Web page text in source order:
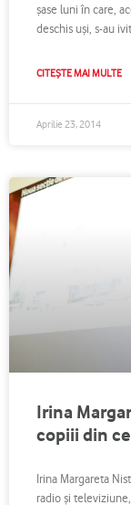
şase luni în care,
deschis uşi, s-au
CITEȘTE MAI MULTE
Aprilie 23, 2014
Irina
Irina Margareta
radio şi